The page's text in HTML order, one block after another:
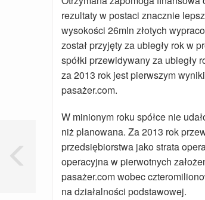
rezultaty w postaci znacznie
wysokości 26mln złotych
został przyjęty za ubiegły rok w
spółki przewidywany za ubiegły
za 2013 rok jest pierwszym
pasażer.com.
W minionym roku spółce nie
niż planowana. Za 2013 rok
przedsiębiorstwa jako strata
operacyjna w pierwotnych
pasażer.com wobec
na działalności podstawowej.